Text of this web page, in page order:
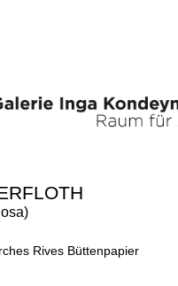
Rives Büttenpapier